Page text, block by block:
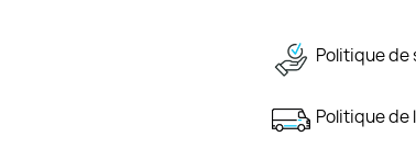
Politique
Politique de